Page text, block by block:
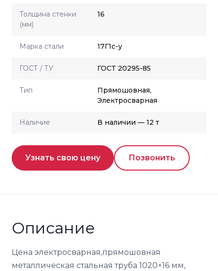
Толщина стенки
(мм)
16
Марка стали 17Г1с-у
ГОСТ / ТУ ГОСТ 20295-85
Тип
Прямошовная,
Электросварная
Наличие В наличии — 12 т
Узнать свою цену Позвонить
Описание
Цена электросварная,прямошовная
металлическая стальная труба 1020×16 мм,